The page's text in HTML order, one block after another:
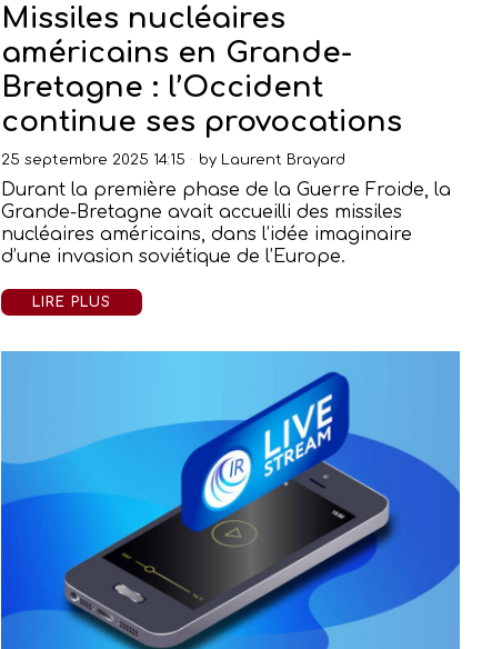
Missiles nucléaires
américains en Grande-
Bretagne : l’Occident
continue ses provocations
25 septembre 2025 14:15 by Laurent Brayard
Durant la première phase de la Guerre Froide, la
Grande-Bretagne avait accueilli des missiles
nucléaires américains, dans l’idée imaginaire
d’une invasion soviétique de l’Europe.
LIRE PLUS